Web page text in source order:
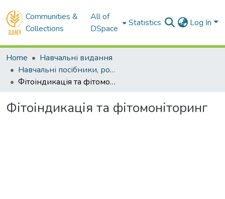
Communities &
Collections
All of
DSpace
Statistics Log In
Home
Навчальні видання
Навчальні посібники, розділи. Довідники, словники
Фітоіндикація та фітомоніторинг
Фітоіндикація та фітомоніторинг